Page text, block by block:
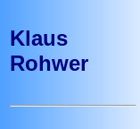
Klaus
Rohwer